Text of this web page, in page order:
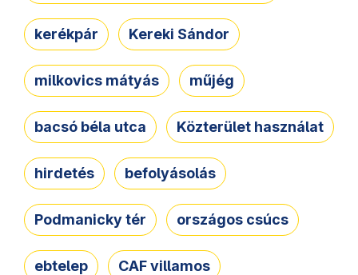
kerékpár Kereki Sándor
milkovics mátyás műjég
bacsó béla utca Közterület használat
hirdetés befolyásolás
Podmanicky tér országos csúcs
ebtelep CAF villamos